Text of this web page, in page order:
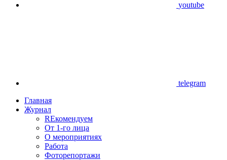
youtube
telegram
Главная
Журнал
REкомендуем
От 1-го лица
О мероприятиях
Работа
Фоторепортажи